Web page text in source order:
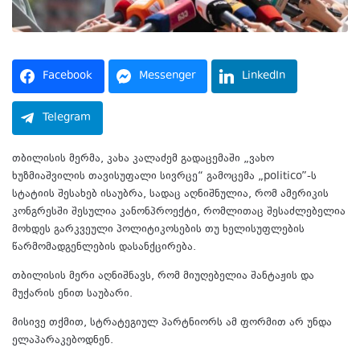
Facebook Messenger LinkedIn
Telegram
თბილისის მერმა, კახა კალაძემ გადაცემაში „ვახო
ხუზმიაშვილის თავისუფალი სივრცე“ გამოცემა „politico”-ს
სტატიის შესახებ ისაუბრა, სადაც აღნიშნულია, რომ ამერიკის
კონგრესში შესულია კანონპროექტი, რომლითაც შესაძლებელია
მოხდეს გარკვეული პოლიტიკოსების თუ ხელისუფლების
წარმომადგენლების დასანქცირება.
თბილისის მერი აღნიშნავს, რომ მიუღებელია შანტაჟის და
მუქარის ენით საუბარი.
მისივე თქმით, სტრატეგიულ პარტნიორს ამ ფორმით არ უნდა
ელაპარაკებოდნენ.